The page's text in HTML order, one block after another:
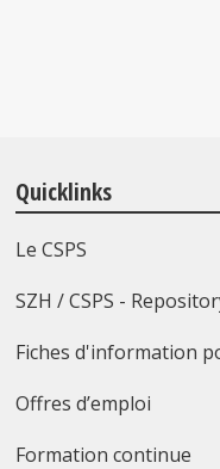
Quicklinks
Le CSPS
SZH / CSPS -
Fiches d'information
Offres d’emploi
Formation continue